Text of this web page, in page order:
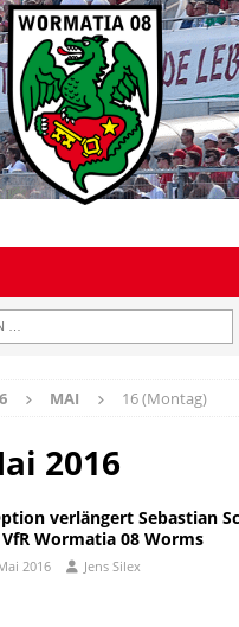
MAI 16 (Montag)
2016
verlängert Sebastian
Wormatia 08 Worms
2016 Jens Silex